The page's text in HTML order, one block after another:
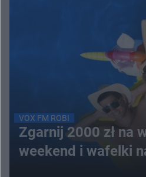
VOX FM ROBI
Zgarnij 2000 zł na
weekend i wafelki